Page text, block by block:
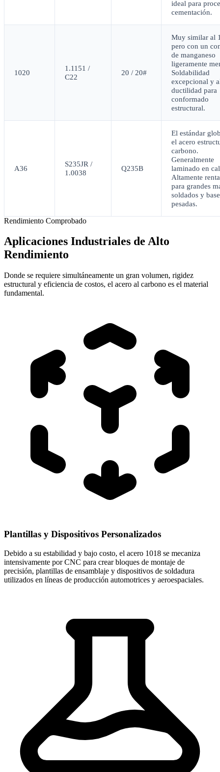
ideal para
cementación.
1020
1.1151 /
C22
20 / 20#
Muy similar al
pero con un
de manganeso
ligeramente
Soldabilidad
excepcional y
ductilidad para
conformado
estructural.
A36
S235JR /
1.0038
Q235B
El estándar
el acero
carbono.
Generalmente
laminado en
Altamente
para grandes
soldados y
pesadas.
Rendimiento Comprobado
Aplicaciones Industriales de Alto
Rendimiento
Donde se requiere simultáneamente un gran volumen, rigidez
estructural y eficiencia de costos, el acero al carbono es el material
fundamental.
Plantillas y Dispositivos Personalizados
Debido a su estabilidad y bajo costo, el acero 1018 se mecaniza
intensivamente por CNC para crear bloques de montaje de
precisión, plantillas de ensamblaje y dispositivos de soldadura
utilizados en líneas de producción automotrices y aeroespaciales.